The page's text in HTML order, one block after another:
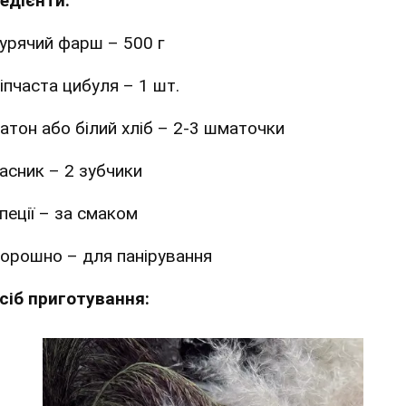
фарш – 500 г
цибуля – 1 шт.
або білий хліб – 2-3 шматочки
– 2 зубчики
– за смаком
– для панірування
приготування: